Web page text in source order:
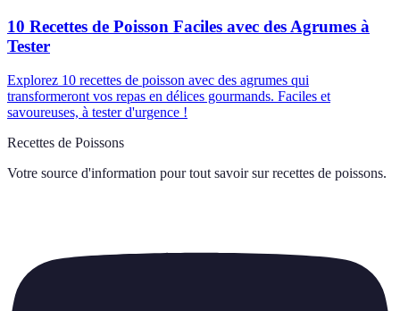
10 Recettes de Poisson Faciles avec des Agrumes à
Tester
Explorez 10 recettes de poisson avec des agrumes qui
transformeront vos repas en délices gourmands. Faciles et
savoureuses, à tester d'urgence !
Recettes de Poissons
Votre source d'information pour tout savoir sur recettes de poissons.